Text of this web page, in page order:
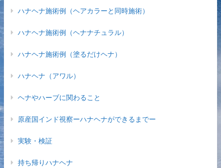
ハナヘナ施術例（ヘアカラーと同時施術）
ハナヘナ施術例（ヘナナチュラル）
ハナヘナ施術例（塗るだけヘナ）
ハナヘナ（アワル）
ヘナやハーブに関わること
原産国インド視察ーハナヘナができるまでー
実験・検証
持ち帰りハナヘナ